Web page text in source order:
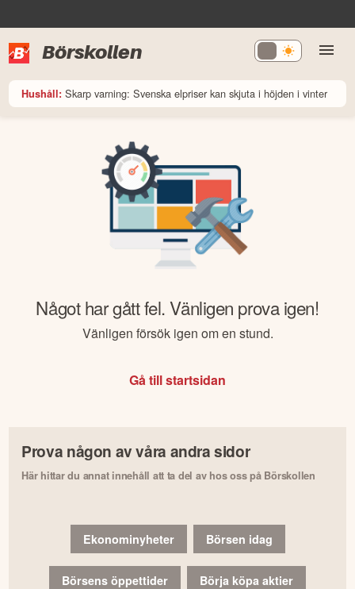
Börskollen
Hushåll: Skarp varning: Svenska elpriser kan skjuta i höjden i vinter
Något har gått fel. Vänligen prova igen!
Vänligen försök igen om en stund.
Gå till startsidan
Prova någon av våra andra sidor
Här hittar du annat innehåll att ta del av hos oss på Börskollen
Ekonominyheter Börsen idag
Börsens öppettider Börja köpa aktier